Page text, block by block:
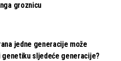
groznicu
jedne generacije može
sljedeće generacije?